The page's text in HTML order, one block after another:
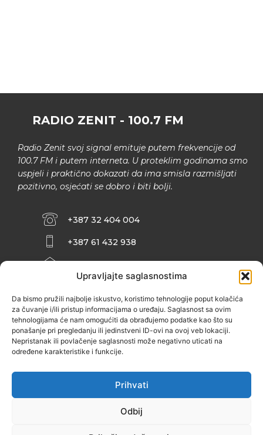
Upravljajte saglasnostima
Da bismo pružili najbolje iskustvo, koristimo tehnologije poput kolačića
za čuvanje i/ili pristup informacijama o uređaju. Saglasnost sa ovim
tehnologijama će nam omogućiti da obrađujemo podatke kao što su
ponašanje pri pregledanju ili jedinstveni ID-ovi na ovoj veb lokaciji.
Nepristanak ili povlačenje saglasnosti može negativno uticati na
određene karakteristike i funkcije.
Prihvati
Odbij
RADIO ZENIT - 100.7 FM
Radio Zenit svoj signal emituje putem frekvencije od
100.7 FM i putem interneta. U proteklim godinama smo
uspjeli i praktično dokazati da ima smisla razmišljati
pozitivno, osjećati se dobro i biti bolji.
+387 32 404 004
+387 61 432 938
ZENIČANKA, 3. SPRAT), 72000 ZENICA